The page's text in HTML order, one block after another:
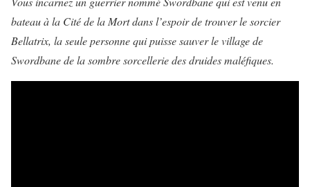
bateau à la Cité de la Mort dans l’espoir de trouver le sorcier
Bellatrix, la seule personne qui puisse sauver le village de
Swordbane de la sombre sorcellerie des druides maléfiques.